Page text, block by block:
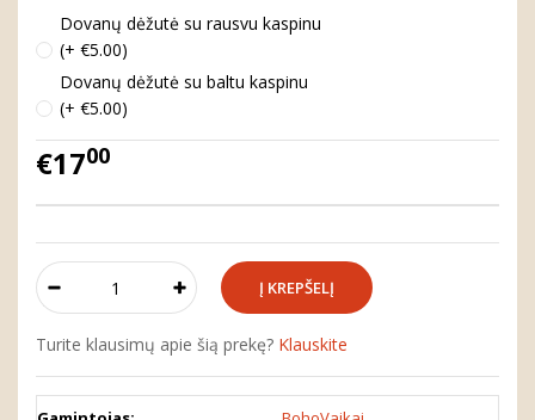
Dovanų dėžutė su rausvu kaspinu
(+ €5.00)
Dovanų dėžutė su baltu kaspinu
(+ €5.00)
€1700
Turite klausimų apie šią prekę? Klauskite